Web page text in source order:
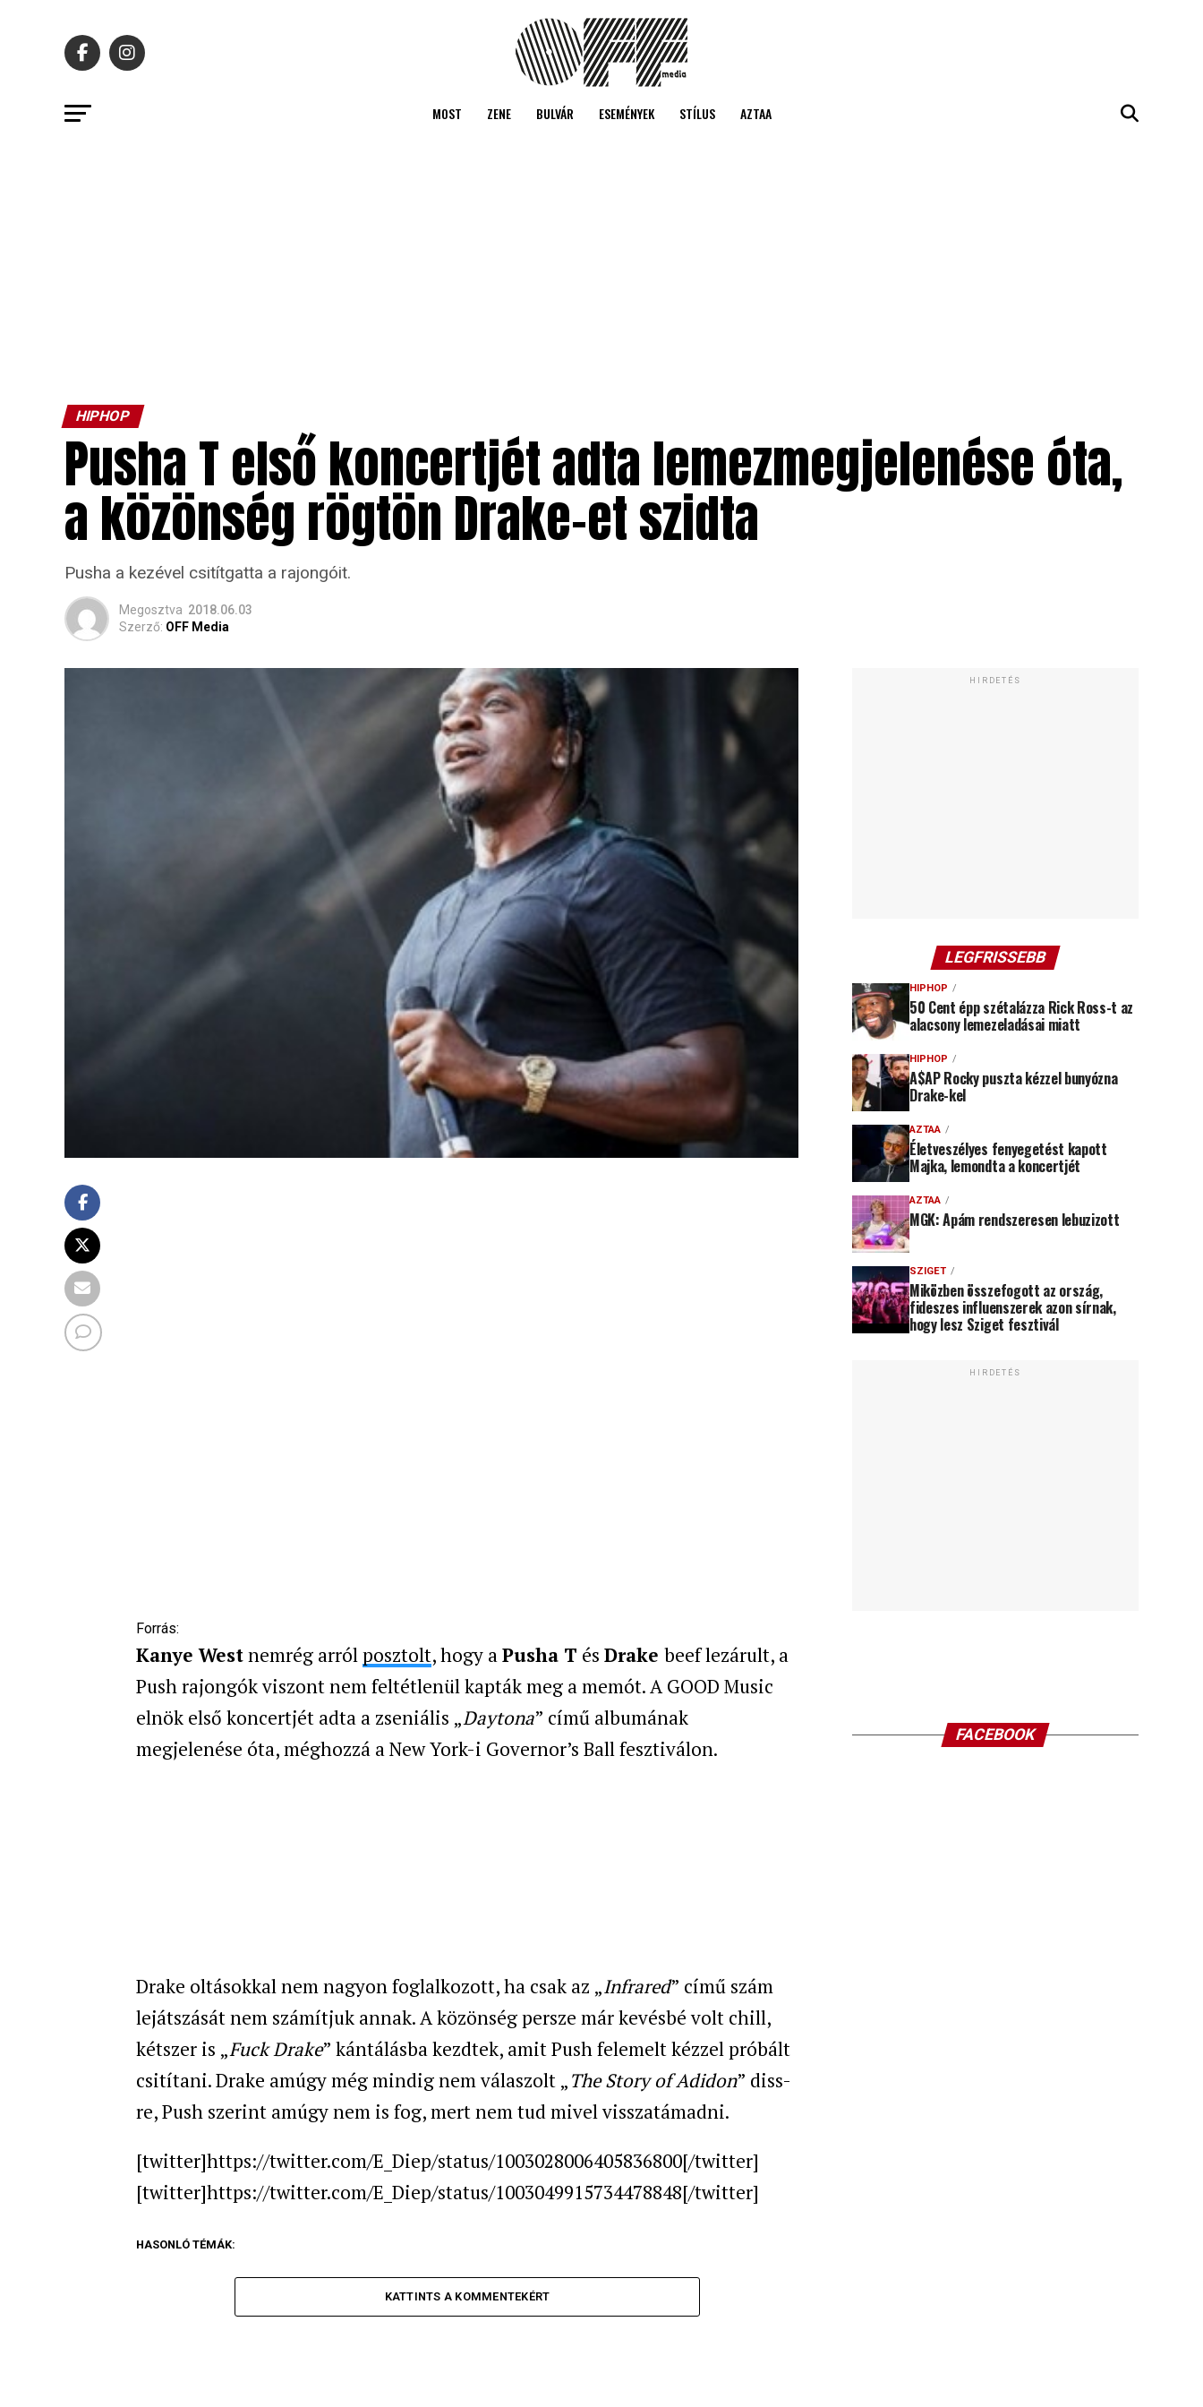
MOST ZENE BULVÁR ESEMÉNYEK STÍLUS AZTAA
HIPHOP
Pusha T első koncertjét adta lemezmegjelenése óta,
a közönség rögtön Drake-et szidta
Pusha a kezével csitítgatta a rajongóit.
Megosztva 2018.06.03
Szerző: OFF Media
Forrás:
Kanye Westnemrég arrólposztolt, hogy aPusha T és Drake beef lezárult, a
Push rajongók viszont nem feltétlenül kapták meg a memót. A GOOD Music
elnök első koncertjét adta a zseniális „Daytona” című albumának
megjelenése óta, méghozzá a New York-i Governor’s Ball fesztiválon.
Drake oltásokkal nem nagyon foglalkozott, ha csak az „Infrared” című szám
lejátszását nem számítjuk annak. A közönség persze már kevésbé volt chill,
kétszer is „Fuck Drake” kántálásba kezdtek, amit Push felemelt kézzel próbált
csitítani. Drake amúgy még mindig nem válaszolt „The Story of Adidon” diss-
re, Push szerint amúgy nem is fog, mert nem tud mivel visszatámadni.
[twitter]https://twitter.com/E_Diep/status/1003028006405836800[/twitter]
[twitter]https://twitter.com/E_Diep/status/1003049915734478848[/twitter]
HASONLÓ TÉMÁK:
KATTINTS A KOMMENTEKÉRT
HIRDETÉS
LEGFRISSEBB
HIPHOP
50 Cent épp szétalázza Rick Ross-t az
alacsony lemezeladásai miatt
HIPHOP
A$AP Rocky puszta kézzel bunyózna
Drake-kel
AZTAA
Életveszélyes fenyegetést kapott
Majka, lemondta a koncertjét
AZTAA
MGK: Apám rendszeresen lebuzizott
SZIGET
Miközben összefogott az ország,
fideszes influenszerek azon sírnak,
hogy lesz Sziget fesztivál
HIRDETÉS
FACEBOOK